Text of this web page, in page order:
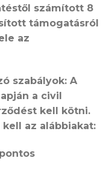
számított 8
támogatásról
az
szabályok: A
a civil
kell kötni.
az alábbiakat: